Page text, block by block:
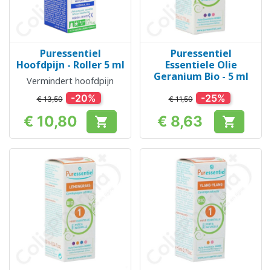
Puressentiel
Hoofdpijn - Roller 5 ml
Vermindert hoofdpijn
€ 13,50 -20%
Prijs
€ 10,80 
Puressentiel
Essentiele Olie
Geranium Bio - 5 ml
€ 11,50 -25%
Prijs
€ 8,63 